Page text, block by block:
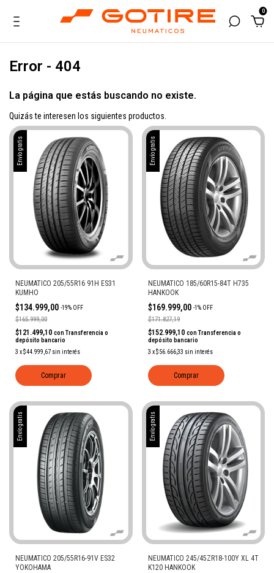
0
Error - 404
La página que estás buscando no existe.
Quizás te interesen los siguientes productos.
Envío gratis
NEUMATICO 205/55R16 91H ES31
KUMHO
$134.999,00 -19% OFF
$165.999,00
$121.499,10 con Transferencia o
depósito bancario
3 x$44.999,67 sin interés
Comprar
Envío gratis
NEUMATICO 185/60R15-84T H735
HANKOOK
$169.999,00 -1% OFF
$171.827,19
$152.999,10 con Transferencia o
depósito bancario
3 x$56.666,33 sin interés
Comprar
Envío gratis
NEUMATICO 205/55R16-91V ES32
YOKOHAMA
Envío gratis
NEUMATICO 245/45ZR18-100Y XL 4T
K120 HANKOOK